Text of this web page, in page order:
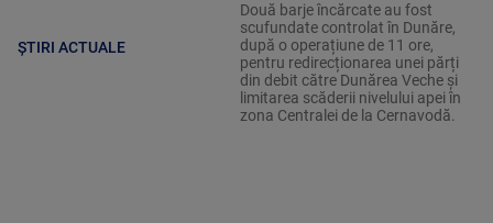
ȘTIRI ACTUALE
Două barje încărcate au fost
scufundate controlat în Dunăre,
după o operațiune de 11 ore,
pentru redirecționarea unei părți
din debit către Dunărea Veche și
limitarea scăderii nivelului apei în
zona Centralei de la Cernavodă.